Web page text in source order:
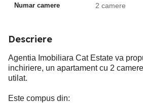
Numar camere 2 camere
Descriere
Agentia Imobiliara Cat Estate va
inchiriere, un apartament cu 2
utilat.
Este compus din: